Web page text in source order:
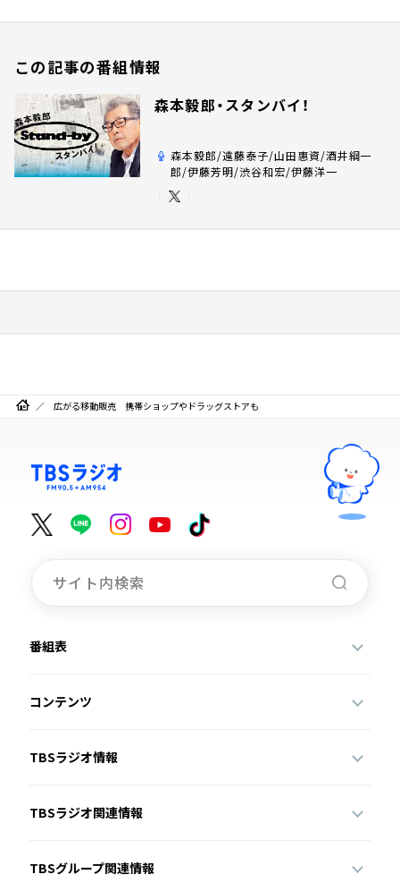
この記事の番組情報
森本毅郎・スタンバイ！
森本毅郎/遠藤泰子/山田惠資/酒井綱一
郎/伊藤芳明/渋谷和宏/伊藤洋一
広がる移動販売 携帯ショップやドラッグストアも
番組表
コンテンツ
TBSラジオ情報
TBSラジオ関連情報
TBSグループ関連情報